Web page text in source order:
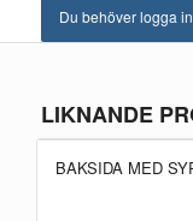
Du behöver logga
LIKNANDE
BAKSIDA MED